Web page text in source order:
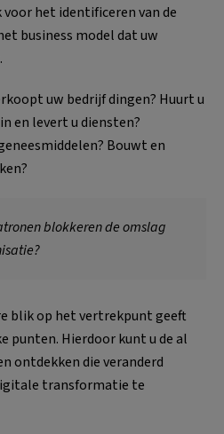
het identificeren van de
business model dat uw
uw bedrijf dingen? Huurt u
en levert u diensten?
Bouwt en
blokkeren de omslag
blik op het vertrekpunt geeft
punten. Hierdoor kunt u de al
ontdekken die veranderd
transformatie te